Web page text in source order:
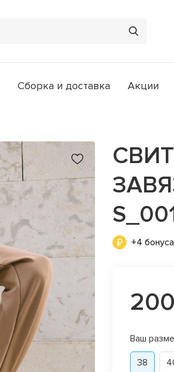
Сборка и доставка Акции
+4 бонуса
Ваш
38